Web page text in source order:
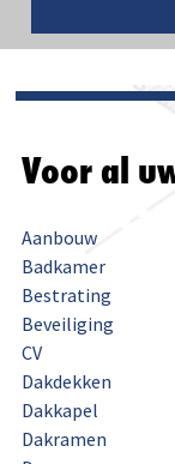
Voor al
Aanbouw
Badkamer
Bestrating
Beveiliging
CV
Dakdekken
Dakkapel
Dakramen